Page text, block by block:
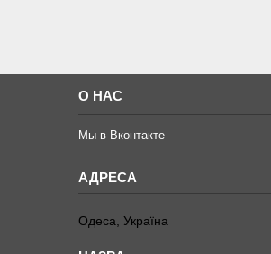
О НАС
Мы в Вконтакте
Одеса, Україна